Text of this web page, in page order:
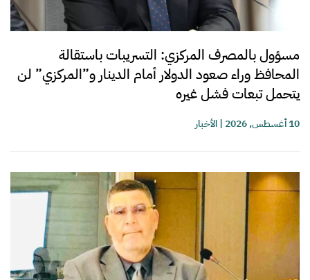
مسؤول بالمصرف المركزي: التسريبات باستقالة
المحافظ وراء صعود الدولار أمام الدينار و”المركزي” لن
يتحمل تبعات فشل غيره
10 أغسطس, 2026 |الأخبار